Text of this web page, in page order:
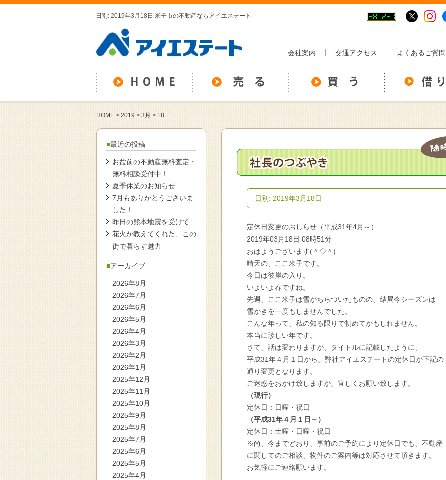
日別: 2019年3月18日 米子市の不動産ならアイエステート
会社案内 交通アクセス よくあるご質問
HOME>2019 >3月 >18
日別: 2019年3月18日
定休日変更のおしらせ（平成31年4月～）
2019年03月18日 08時51分
おはようございます(＾◇＾)
晴天の、ここ米子です。
今日は彼岸の入り。
いよいよ春ですね。
先週、ここ米子は雪がちらついたものの、結局今シーズンは
雪かきを一度もしませんでした。
こんな年って、私の知る限りで初めてかもしれません。
本当に珍しい年です。
さて、話は変わりますが、タイトルに記載したように、
平成31年４月１日から、弊社アイエステートの定休日が下記の
通り変更となります。
ご迷惑をおかけ致しますが、宜しくお願い致します。
（現行）
定休日：日曜・祝日
（平成31年４月１日～）
定休日：土曜・日曜・祝日
※尚、今までどおり、事前のご予約により定休日でも、不動産
に関してのご相談、物件のご案内等は対応させて頂きます。
お気軽にご連絡願います。
最近の投稿
お盆前の不動産無料査定・
無料相談受付中！
夏季休業のお知らせ
7月もありがとうございま
した！
昨日の熊本地震を受けて
花火が教えてくれた、この
街で暮らす魅力
アーカイブ
2026年8月
2026年7月
2026年6月
2026年5月
2026年4月
2026年3月
2026年2月
2026年1月
2025年12月
2025年11月
2025年10月
2025年9月
2025年8月
2025年7月
2025年6月
2025年5月
2025年4月